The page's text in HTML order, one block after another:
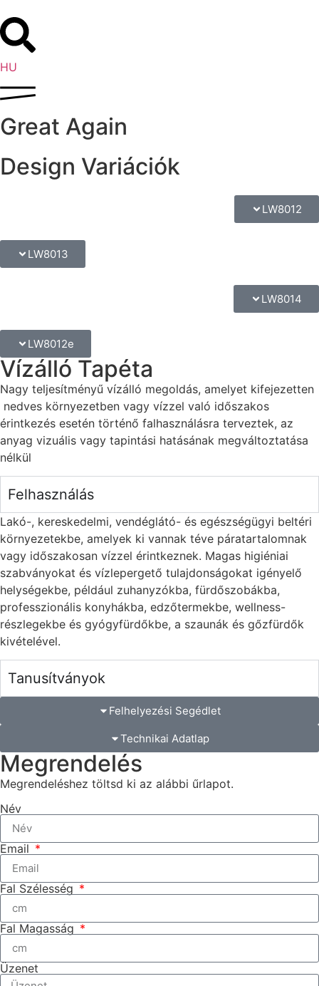
HU
DE
Great Again
Design Variációk
LW8012
LW8013
LW8014
LW8012e
Vízálló Tapéta
Nagy teljesítményű vízálló megoldás, amelyet kifejezetten
nedves környezetben vagy vízzel való időszakos
érintkezés esetén történő falhasználásra terveztek, az
anyag vizuális vagy tapintási hatásának megváltoztatása
nélkül
Felhasználás
Lakó-, kereskedelmi, vendéglátó- és egészségügyi beltéri
környezetekbe, amelyek ki vannak téve páratartalomnak
vagy időszakosan vízzel érintkeznek. Magas higiéniai
szabványokat és vízlepergető tulajdonságokat igényelő
helységekbe, például zuhanyzókba, fürdőszobákba,
professzionális konyhákba, edzőtermekbe, wellness-
részlegekbe és gyógyfürdőkbe, a szaunák és gőzfürdők
kivételével.
Tanusítványok
Felhelyezési Segédlet
Technikai Adatlap
Megrendelés
Megrendeléshez töltsd ki az alábbi űrlapot.
Név
Email
Fal Szélesség
Fal Magasság
Üzenet